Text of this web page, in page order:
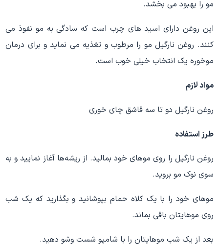
مو را بهبود می‌ بخشد.
این روغن دارای اسید های چرب است که سادگی به مو نفوذ می
‌کنند. روغن نارگیل مو را مرطوب و تغذیه می نماید و برای درمان
موخوره یک انتخاب خیلی خوب است.
مواد لازم
روغن نارگیل دو تا سه قاشق چای ‌خوری
طرز استفاده‌
روغن نارگیل را روی موهای خود بمالید. از ریشه‌ها آغاز نمایید و به
سوی نوک مو بروید.
موهای خود را با یک کلاه حمام بپوشانید و بگذارید که یک شب
روی موهایتان باقی بماند.
بعد از یک شب موهایتان را با شامپو شست وشو دهید.